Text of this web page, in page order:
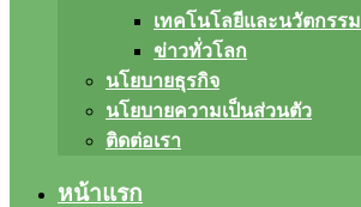
เทคโนโลยีและนวัตกรรม
ข่าวทั่วโลก
นโยบายธุรกิจ
นโยบายความเป็นส่วนตัว
ติดต่อเรา
หน้าแรก